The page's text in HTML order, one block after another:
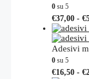
0 su 5
€37,00 - €
Adesivi
0 su 5
€16,50 - €